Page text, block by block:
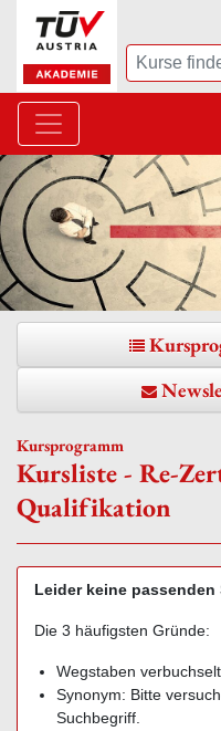
Suche
Kursprogramm
Kursliste - Re-
Qualifikation
Leider keine
Die 3 häufigsten Gründe:
Wegstaben
Synonym: Bitte
Suchbegriff.